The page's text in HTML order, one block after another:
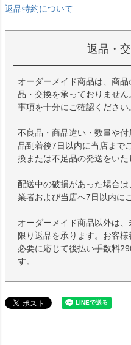
返品特約について
返品・
オーダーメイド商品は、商
品・交換を承っておりませ
事項を十分にご確認ください
不良品・商品違い・数量や
品到着後7日以内に当店まで
換または不足品の発送をいた
配送中の破損があった場合
業者および当店へ7日以内に
オーダーメイド商品以外は
限り返品を承ります。お客
必要に応じて後払い手数料
す。